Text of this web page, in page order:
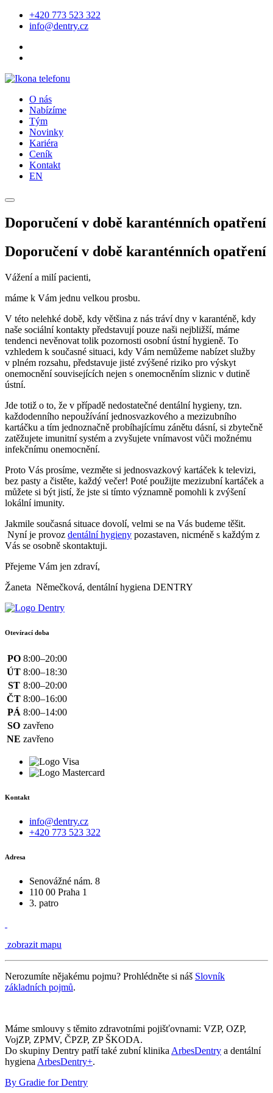
+420 773 523 322
info@dentry.cz
O nás
Nabízíme
Tým
Novinky
Kariéra
Ceník
Kontakt
EN
Doporučení v době karanténních opatření
Doporučení v době karanténních opatření
Vážení a milí pacienti,
máme k Vám jednu velkou prosbu.
V této nelehké době, kdy většina z nás tráví dny v karanténě, kdy
naše sociální kontakty představují pouze naši nejbližší, máme
tendenci nevěnovat tolik pozornosti osobní ústní hygieně. To
vzhledem k současné situaci, kdy Vám nemůžeme nabízet služby
v plném rozsahu, představuje jisté zvýšené riziko pro výskyt
onemocnění souvisejících nejen s onemocněním sliznic v dutině
ústní.
Jde totiž o to, že v případě nedostatečné dentální hygieny, tzn.
každodenního nepoužívání jednosvazkového a mezizubního
kartáčku a tím jednoznačně probíhajícímu zánětu dásní, si zbytečně
zatěžujete imunitní systém a zvyšujete vnímavost vůči možnému
infekčnímu onemocnění.
Proto Vás prosíme, vezměte si jednosvazkový kartáček k televizi,
bez pasty a čistěte, každý večer! Poté použijte mezizubní kartáček a
můžete si být jistí, že jste si tímto významně pomohli k zvýšení
lokální imunity.
Jakmile současná situace dovolí, velmi se na Vás budeme těšit.
Nyní je provoz dentální hygieny pozastaven, nicméně s každým z
Vás se osobně skontaktuji.
Přejeme Vám jen zdraví,
Žaneta Němečková, dentální hygiena DENTRY
Otevírací doba
PO 8:00–20:00
ÚT 8:00–18:30
ST 8:00–20:00
ČT 8:00–16:00
PÁ 8:00–14:00
SO zavřeno
NE zavřeno
Kontakt
info@dentry.cz
+420 773 523 322
Adresa
Senovážné nám. 8
110 00 Praha 1
3. patro
zobrazit mapu
Nerozumíte nějakému pojmu? Prohlédněte si náš Slovník
základních pojmů.
Máme smlouvy s těmito zdravotními pojišťovnami: VZP, OZP,
VojZP, ZPMV, ČPZP, ZP ŠKODA.
Do skupiny Dentry patří také zubní klinika ArbesDentry a dentální
hygiena ArbesDentry+.
By Gradie for Dentry